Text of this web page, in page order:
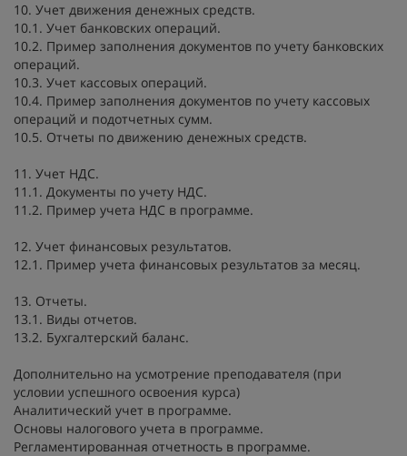
10. Учет движения денежных средств.
10.1. Учет банковских операций.
10.2. Пример заполнения документов по учету банковских
операций.
10.3. Учет кассовых операций.
10.4. Пример заполнения документов по учету кассовых
операций и подотчетных сумм.
10.5. Отчеты по движению денежных средств.
11. Учет НДС.
11.1. Документы по учету НДС.
11.2. Пример учета НДС в программе.
12. Учет финансовых результатов.
12.1. Пример учета финансовых результатов за месяц.
13. Отчеты.
13.1. Виды отчетов.
13.2. Бухгалтерский баланс.
Дополнительно на усмотрение преподавателя (при
условии успешного освоения курса)
Аналитический учет в программе.
Основы налогового учета в программе.
Регламентированная отчетность в программе.